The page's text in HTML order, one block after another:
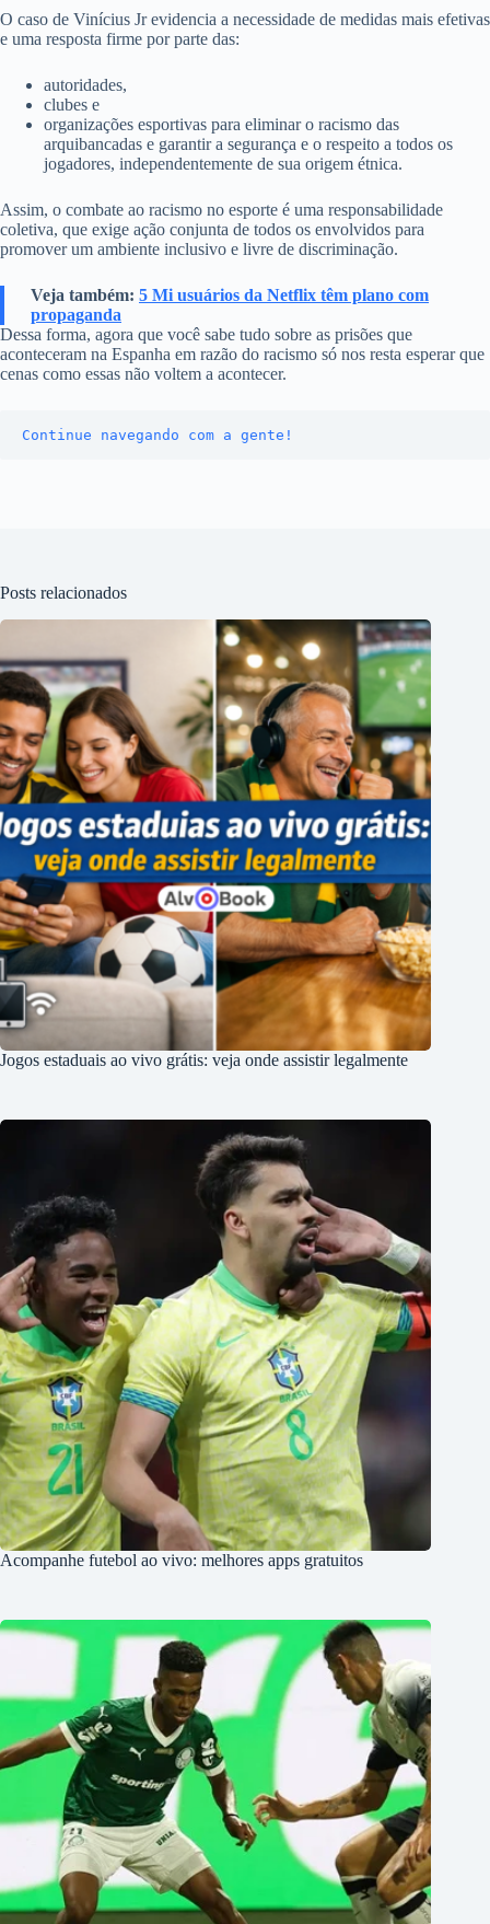
O caso de Vinícius Jr evidencia a necessidade de medidas mais efetivas
e uma resposta firme por parte das:
autoridades,
clubes e
organizações esportivas para eliminar o racismo das
arquibancadas e garantir a segurança e o respeito a todos os
jogadores, independentemente de sua origem étnica.
Assim, o combate ao racismo no esporte é uma responsabilidade
coletiva, que exige ação conjunta de todos os envolvidos para
promover um ambiente inclusivo e livre de discriminação.
Veja também: 5 Mi usuários da Netflix têm plano com
propaganda
Dessa forma, agora que você sabe tudo sobre as prisões que
aconteceram na Espanha em razão do racismo só nos resta esperar que
cenas como essas não voltem a acontecer.
Continue navegando com a gente!
Posts relacionados
Jogos estaduais ao vivo grátis: veja onde assistir legalmente
Acompanhe futebol ao vivo: melhores apps gratuitos